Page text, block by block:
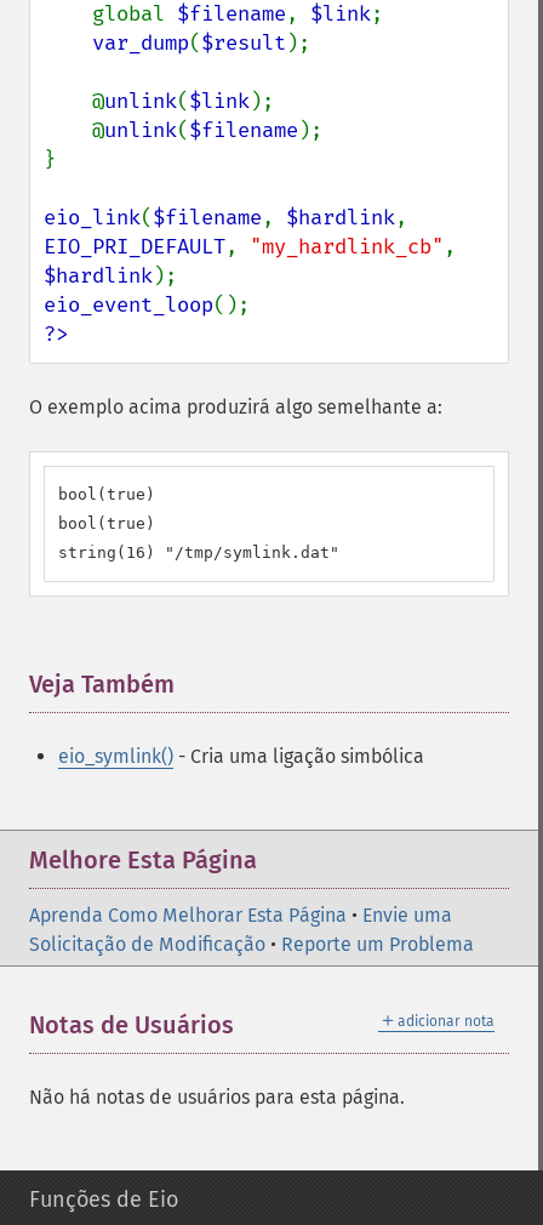
    global
$filename, $link;
var_dump($result );
    @
unlink($link);
    @
unlink($filename );
}
eio_link($filename, $hardlink
EIO_PRI_DEFAULT, "my_hardlink_cb"
$hardlink
eio_event_loop
?>
O exemplo acima produzirá algo semelhante a:
bool(true)
bool(true)
string(16) "/tmp/symlink.dat"
Veja Também
eio_symlink() - Cria uma ligação simbólica
Melhore Esta Página
Aprenda Como Melhorar Esta Página • Envie uma
Solicitação de Modificação • Reporte um Problema
＋ adicionar nota
Notas de Usuários
Não há notas de usuários para esta página.
Funções de Eio